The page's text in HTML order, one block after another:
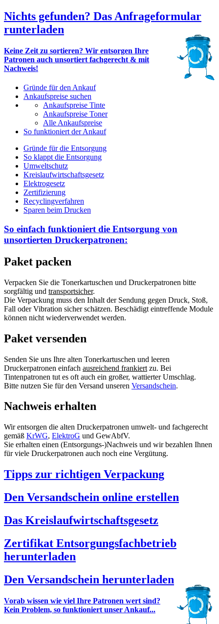
Nichts gefunden? Das Anfrageformular
runterladen
Keine Zeit zu sortieren? Wir entsorgen Ihre
Patronen auch unsortiert fachgerecht & mit
Nachweis!
Gründe für den Ankauf
Ankaufspreise suchen
Ankaufspreise Tinte
Ankaufspreise Toner
Alle Ankaufspreise
So funktioniert der Ankauf
Gründe für die Entsorgung
So klappt die Entsorgung
Umweltschutz
Kreislaufwirtschaftsgesetz
Elektrogesetz
Zertifizierung
Recyclingverfahren
Sparen beim Drucken
So einfach funktioniert die Entsorgung von
unsortierten Druckerpatronen:
Paket packen
Verpacken Sie die Tonerkartuschen und Druckerpatronen bitte
sorgfältig und transportsicher.
Die Verpackung muss den Inhalt der Sendung gegen Druck, Stoß,
Fall oder Vibration sicher schätzen. Beschädigt eintreffende Module
können nicht wiederverwendet werden.
Paket versenden
Senden Sie uns Ihre alten Tonerkartuschen und leeren
Druckerpatronen einfach ausreichend frankiert zu. Bei
Tintenpatronen tut es oft auch ein großer, wattierter Umschlag.
Bitte nutzen Sie für den Versand unseren Versandschein.
Nachweis erhalten
Wir entsorgen die alten Druckerpatronen umwelt- und fachgerecht
gemäß KrWG, ElektroG und GewAbfV.
Sie erhalten einen (Entsorgungs-)Nachweis und wir bezahlen Ihnen
für viele Druckerpatronen auch noch eine Vergütung.
Tipps zur richtigen Verpackung
Den Versandschein online erstellen
Das Kreislaufwirtschaftsgesetz
Zertifikat Entsorgungsfachbetrieb
herunterladen
Den Versandschein herunterladen
Vorab wissen wie viel Ihre Patronen wert sind?
Kein Problem, so funktioniert unser Ankauf...